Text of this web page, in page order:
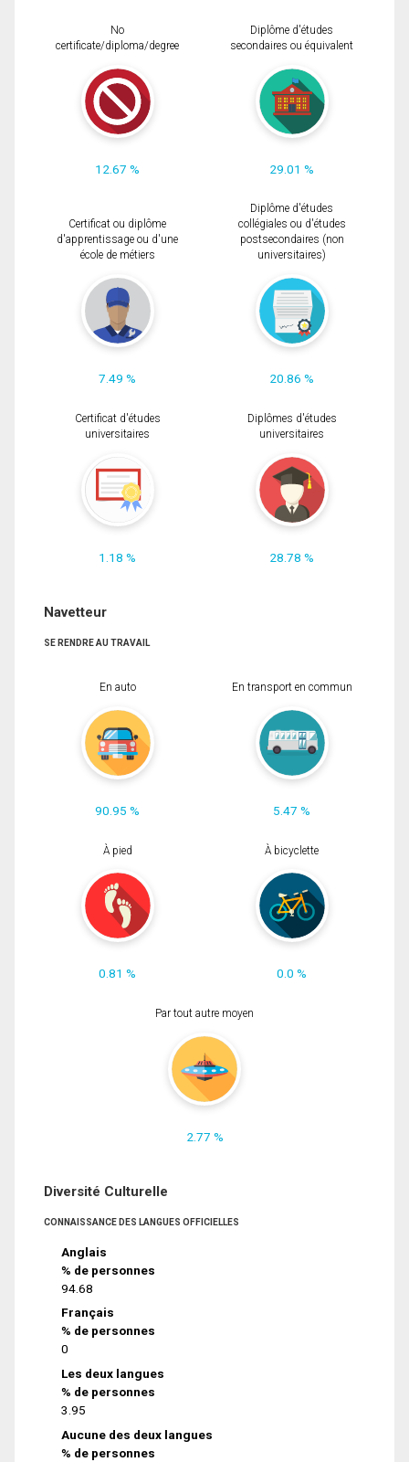
No
certificate/diploma/degree
12.67 %
Diplôme d'études
secondaires ou équivalent
29.01 %
Certificat ou diplôme
d'apprentissage ou d'une
école de métiers
7.49 %
Diplôme d'études
collégiales ou d'études
postsecondaires (non
universitaires)
20.86 %
Certificat d'études
universitaires
1.18 %
Diplômes d'études
universitaires
28.78 %
Navetteur
SE RENDRE AU TRAVAIL
En auto
90.95 %
En transport en commun
5.47 %
À pied
0.81 %
À bicyclette
0.0 %
Par tout autre moyen
2.77 %
Diversité Culturelle
CONNAISSANCE DES LANGUES OFFICIELLES
Anglais
% de personnes
94.68
Français
% de personnes
0
Les deux langues
% de personnes
3.95
Aucune des deux langues
% de personnes